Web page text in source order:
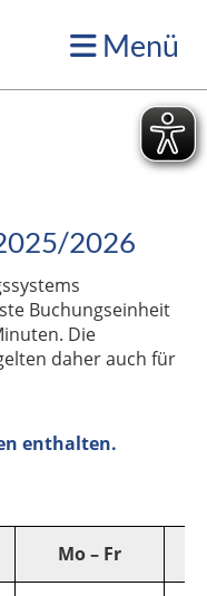
Menü
2026
Buchungseinheit
Die
daher auch für
enthalten.
Mo – Fr